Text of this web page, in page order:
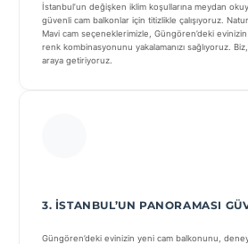
İstanbul’un değişken iklim koşullarına meydan
güvenli cam balkonlar için titizlikle çalışıyoruz.
Mavi cam seçeneklerimizle, Güngören’deki evinizin
renk kombinasyonunu yakalamanızı sağlıyoruz.
araya getiriyoruz.
3. İSTANBUL’UN PANORAMASI
Güngören’deki evinizin yeni cam balkonunu,